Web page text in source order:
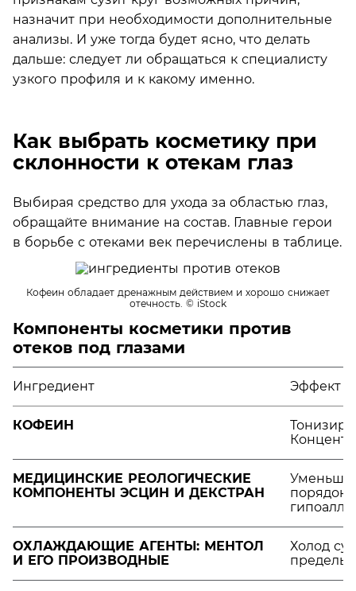
назначит при необходимости дополнительные
анализы. И уже тогда будет ясно, что делать
дальше: следует ли обращаться к специалисту
узкого профиля и к какому именно.
Как выбрать косметику при
склонности к отекам глаз
Выбирая средство для ухода за областью глаз,
обращайте внимание на состав. Главные герои
в борьбе с отеками век перечислены в таблице.
Кофеин обладает дренажным действием и хорошо снижает
отечность. © iStock
Компоненты косметики против
отеков под глазами
Ингредиент Эффект
КОФЕИН
МЕДИЦИНСКИЕ РЕОЛОГИЧЕСКИЕ
КОМПОНЕНТЫ ЭСЦИН И ДЕКСТРАН
порядок.
ОХЛАЖДАЮЩИЕ АГЕНТЫ: МЕНТОЛ
И ЕГО ПРОИЗВОДНЫЕ
Холод
пределы.